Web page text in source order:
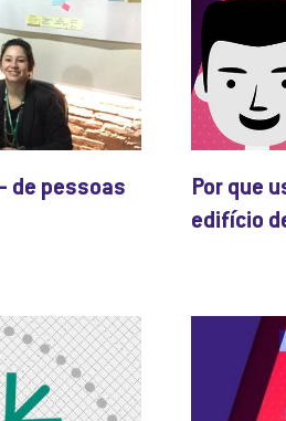
de pessoas
Por que
edifício